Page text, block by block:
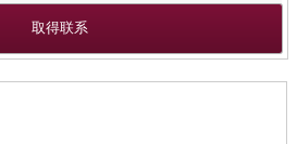
取得联系